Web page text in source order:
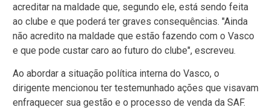
acreditar na maldade que, segundo ele, está sendo feita
ao clube e que poderá ter graves consequências. "Ainda
não acredito na maldade que estão fazendo com o Vasco
e que pode custar caro ao futuro do clube", escreveu.
Ao abordar a situação política interna do Vasco, o
dirigente mencionou ter testemunhado ações que visavam
enfraquecer sua gestão e o processo de venda da SAF.